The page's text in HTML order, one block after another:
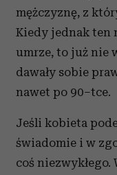
mężczyznę, z
Kiedy jednak ten
umrze, to już nie
dawały sobie
nawet po 90–tce.
Jeśli kobieta
świadomie i w
coś